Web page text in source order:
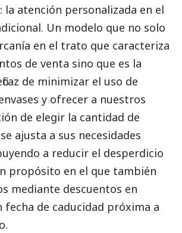
la atención personalizada en el
Un modelo que no solo
en el trato que caracteriza
de venta sino que es la
de minimizar el uso de
y ofrecer a nuestros
de elegir la cantidad de
ajusta a sus necesidades
a reducir el desperdicio
propósito en el que también
mediante descuentos en
fecha de caducidad próxima a